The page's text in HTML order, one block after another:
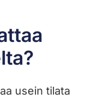
usein tilata